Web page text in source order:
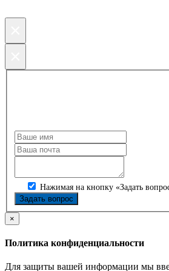
Нажимая на кнопку «Задать
×
Политика конфиденциальности
Для защиты вашей информации мы